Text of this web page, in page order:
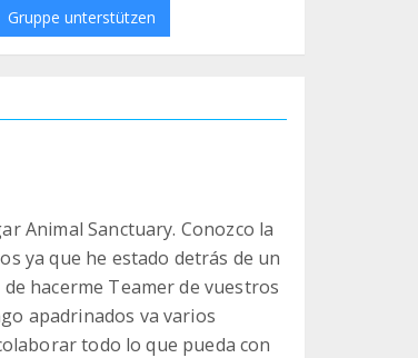
Gruppe unterstützen
Animal Sanctuary. Conozco la
ya que he estado detrás de un
hacerme Teamer de vuestros
apadrinados va varios
todo lo que pueda con